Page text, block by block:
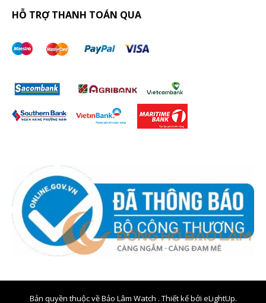
HỖ TRỢ THANH TOÁN QUA
Bản quyền thuộc về Bảo Lâm Watch . Thiết kế bởi eLightUp.